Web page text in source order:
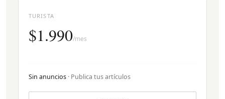
TURISTA
$1.990/mes
Sin anuncios · Publica tus artículos